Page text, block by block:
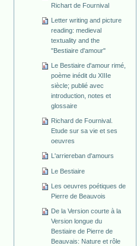
Richart de Fournival
Letter writing and picture
reading: medieval
textuality and the
"Bestiaire d'amour"
Le Bestiaire d'amour rimé,
poème inédit du XIIIe
siècle; publié avec
introduction, notes et
glossaire
Richard de Fournival.
Etude sur sa vie et ses
oeuvres
L'arriereban d'amours
Le Bestiaire
Les oeuvres poétiques de
Pierre de Beauvois
De la Version courte à la
Version longue du
Bestiaire de Pierre de
Beauvais: Nature et rôle